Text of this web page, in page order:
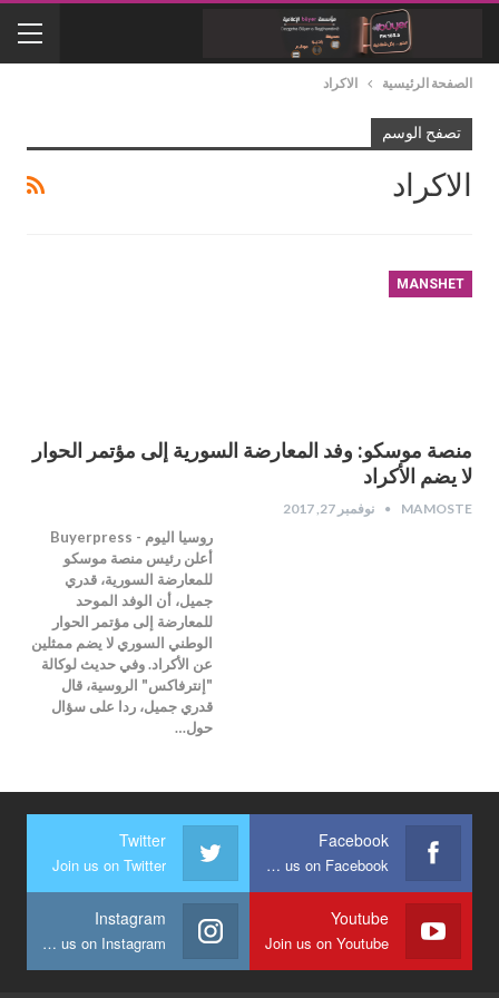
الصفحة الرئيسية الاكراد
تصفح الوسم
الاكراد
MANSHET
منصة موسكو: وفد المعارضة السورية إلى مؤتمر الحوار
لا يضم الأكراد
MAMOSTE نوفمبر 27, 2017
روسيا اليوم - Buyerpress
أعلن رئيس منصة موسكو
للمعارضة السورية، قدري
جميل، أن الوفد الموحد
للمعارضة إلى مؤتمر الحوار
الوطني السوري لا يضم ممثلين
عن الأكراد. وفي حديث لوكالة
"إنترفاكس" الروسية، قال
قدري جميل، ردا على سؤال
حول…
Facebook
Join us on Facebook
Twitter
Join us on Twitter
Youtube
Join us on Youtube
Instagram
Join us on Instagram